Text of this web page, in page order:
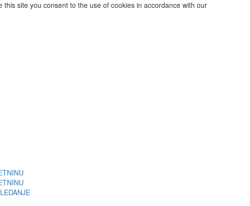
this site you consent to the use of cookies in accordance with our